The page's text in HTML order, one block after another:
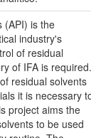
(API) is the
industry's
of residual
of IFA is required.
residual solvents
it is necessary
project aims the
to be used